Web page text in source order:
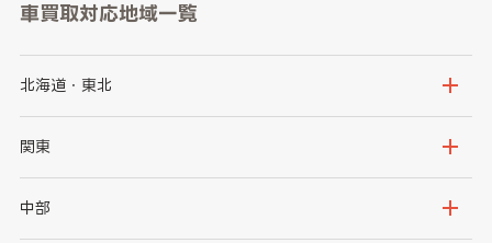
車買取対応地域一覧
北海道・東北
北海道
岩手県
関東
茨城県
中部